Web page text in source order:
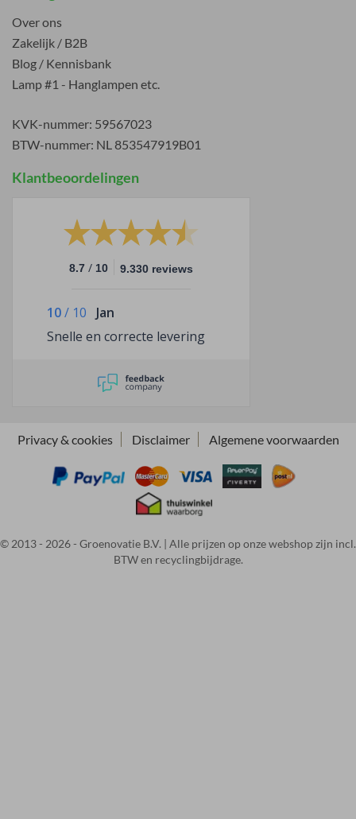
Over ons
Zakelijk / B2B
Blog / Kennisbank
Lamp #1 - Hanglampen etc.
KVK-nummer: 59567023
BTW-nummer: NL 853547919B01
Klantbeoordelingen
8.7 / 10 9.330 reviews
10/ 10
Jan
Snelle en correcte levering
Privacy & cookies Disclaimer Algemene voorwaarden
© 2013 - 2026 - Groenovatie B.V. | Alle prijzen op onze webshop zijn incl.
BTW en recyclingbijdrage.